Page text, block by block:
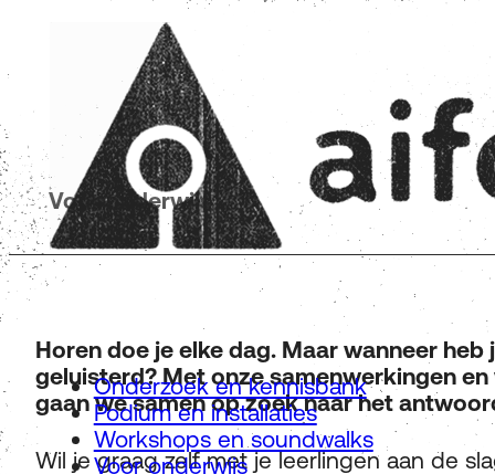
Onderzoek en kennisbank
Podium en installaties
Workshops en soundwalks
Voor onderwijs
Voor onderwijs
Horen doe je elke dag. Maar wanneer
geluisterd? Met onzesamenwerkingen
gaan we samen op zoek naar het
Wil je graag zelf met je leerlingen aan de